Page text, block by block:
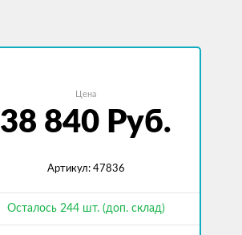
Цена
38 840 Руб.
Артикул: 47836
Осталось 244 шт. (доп. склад)